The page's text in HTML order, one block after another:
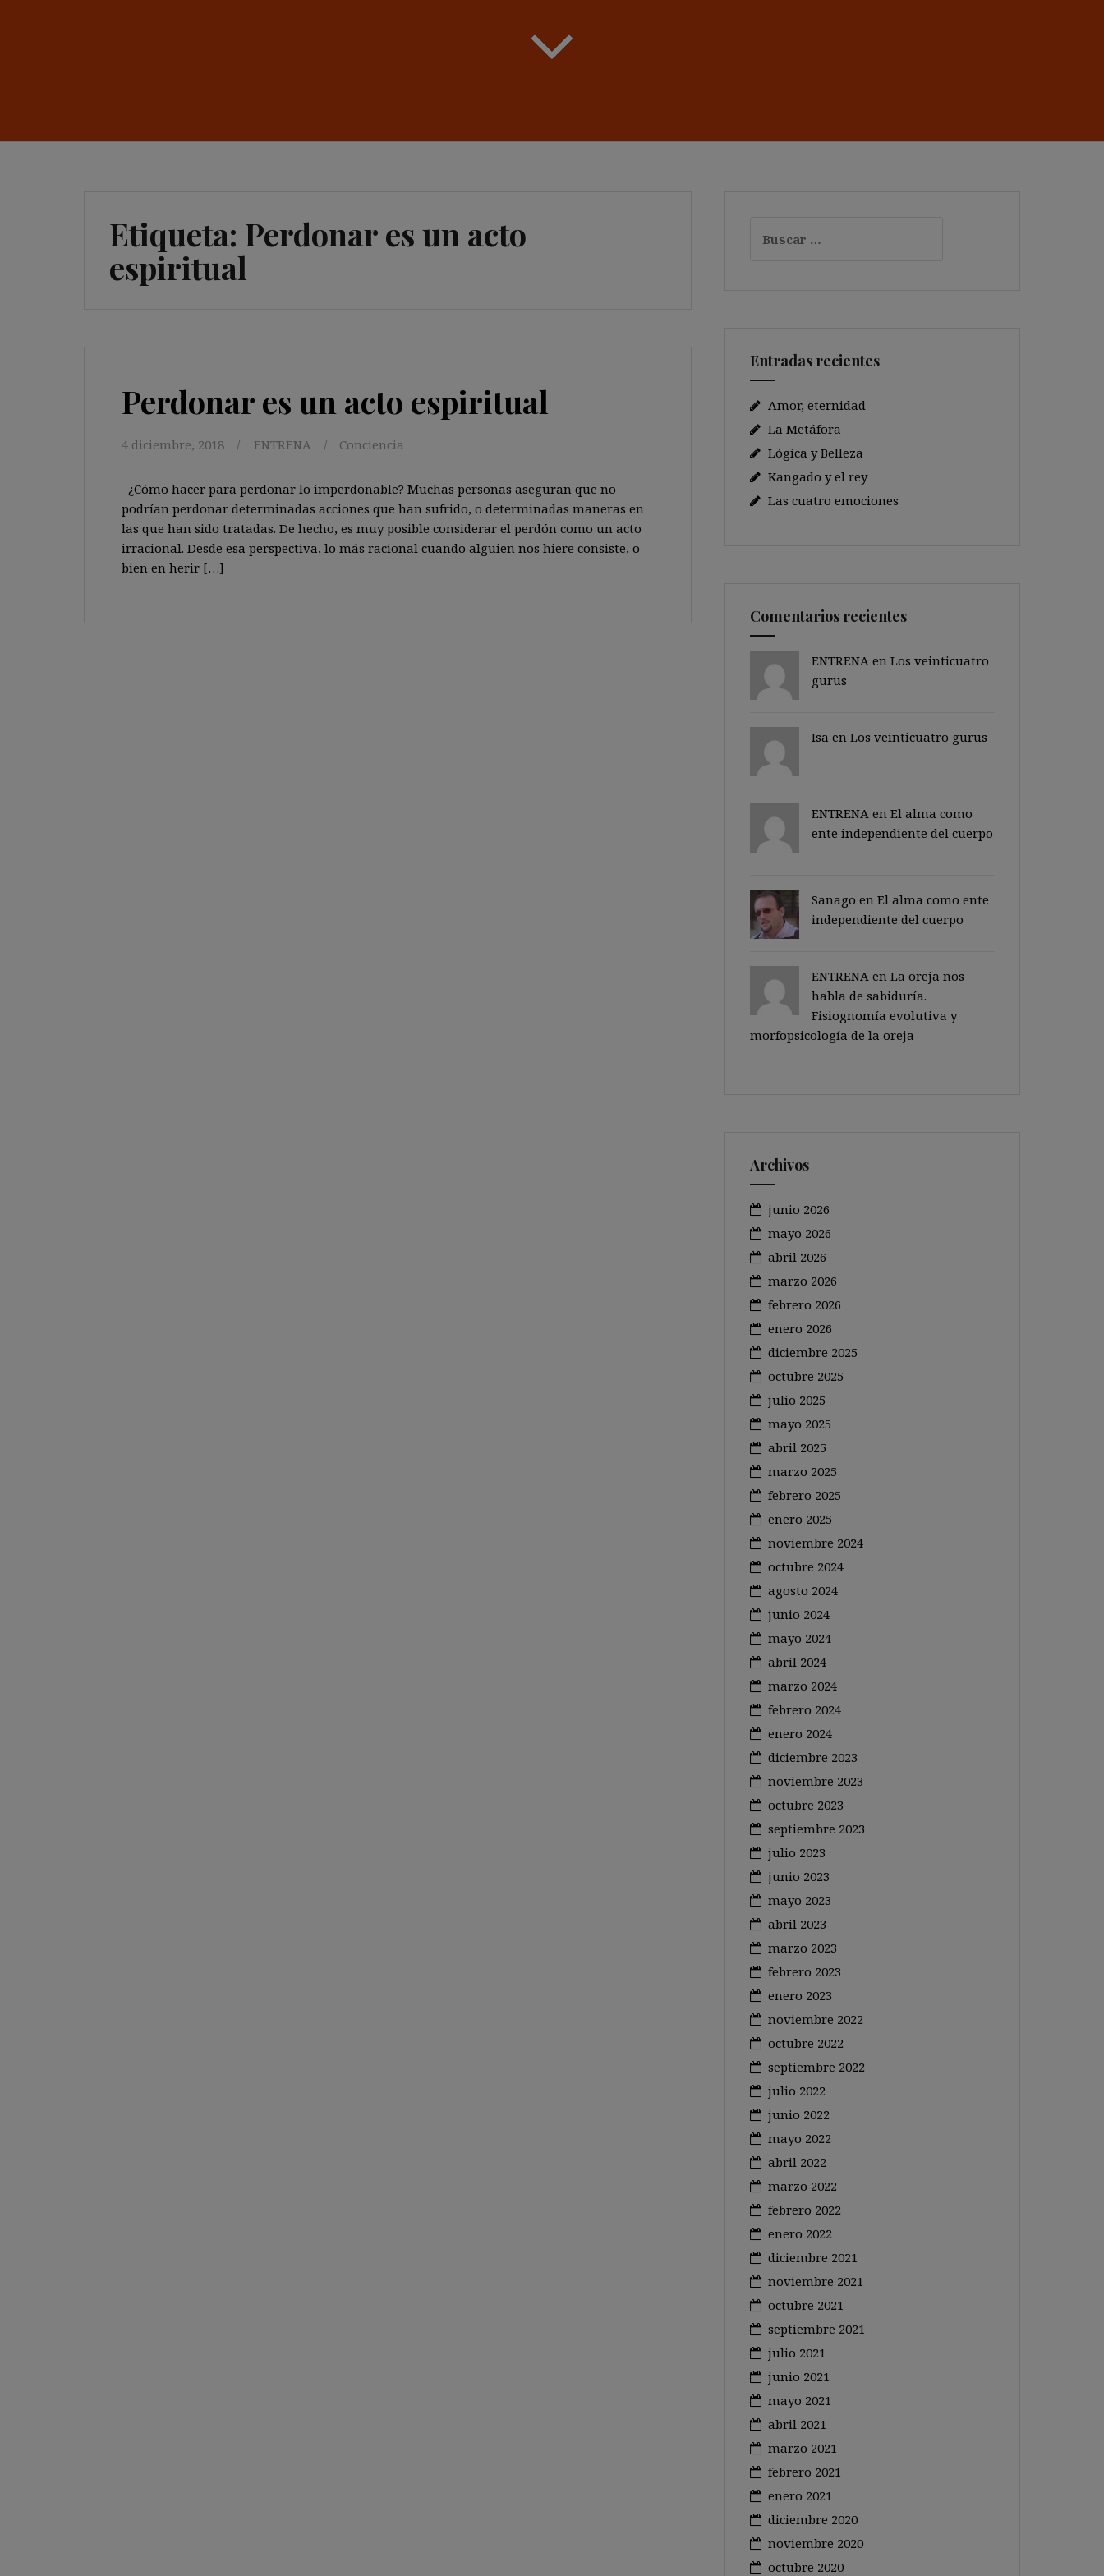
Etiqueta: Perdonar es un acto
espiritual
Perdonar es un acto espiritual
4 diciembre, 2018 ENTRENA Conciencia
¿Cómo hacer para perdonar lo imperdonable? Muchas personas aseguran que no
podrían perdonar determinadas acciones que han sufrido, o determinadas maneras en
las que han sido tratadas. De hecho, es muy posible considerar el perdón como un acto
irracional. Desde esa perspectiva, lo más racional cuando alguien nos hiere consiste, o
bien en herir […]
Entradas recientes
Amor, eternidad
La Metáfora
Lógica y Belleza
Kangado y el rey
Las cuatro emociones
Comentarios recientes
ENTRENA en Los veinticuatro
gurus
Isa en Los veinticuatro gurus
ENTRENA en El alma como
ente independiente del cuerpo
Sanago en El alma como ente
independiente del cuerpo
ENTRENA en La oreja nos
habla de sabiduría.
Fisiognomía evolutiva y
morfopsicología de la oreja
Archivos
junio 2026
mayo 2026
abril 2026
marzo 2026
febrero 2026
enero 2026
diciembre 2025
octubre 2025
julio 2025
mayo 2025
abril 2025
marzo 2025
febrero 2025
enero 2025
noviembre 2024
octubre 2024
agosto 2024
junio 2024
mayo 2024
abril 2024
marzo 2024
febrero 2024
enero 2024
diciembre 2023
noviembre 2023
octubre 2023
septiembre 2023
julio 2023
junio 2023
mayo 2023
abril 2023
marzo 2023
febrero 2023
enero 2023
noviembre 2022
octubre 2022
septiembre 2022
julio 2022
junio 2022
mayo 2022
abril 2022
marzo 2022
febrero 2022
enero 2022
diciembre 2021
noviembre 2021
octubre 2021
septiembre 2021
julio 2021
junio 2021
mayo 2021
abril 2021
marzo 2021
febrero 2021
enero 2021
diciembre 2020
noviembre 2020
octubre 2020